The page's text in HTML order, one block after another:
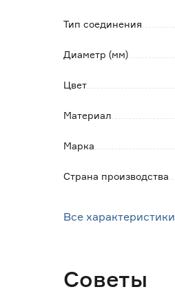
Тип соединения
Диаметр (мм)
Цвет
Материал
Марка
Страна производства
Все характеристики
Советы